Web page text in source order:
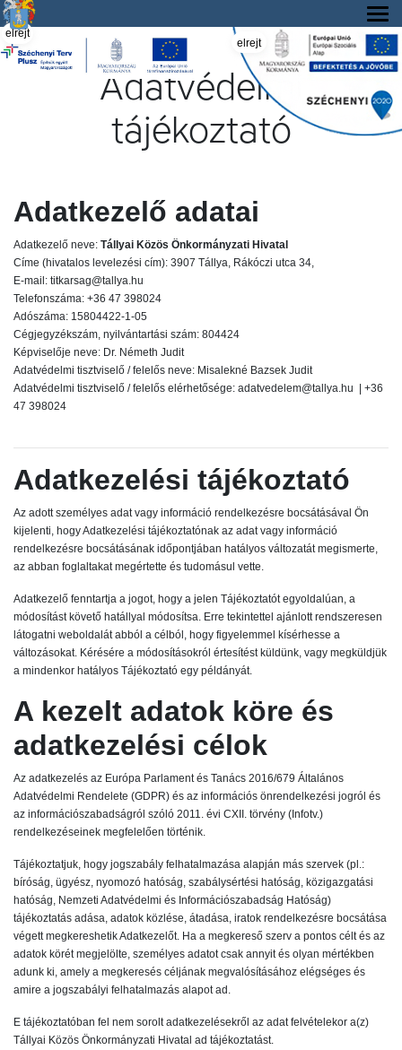
elrejt
elrejt
Adatvédelmi
tájékoztató
Adatkezelő adatai
Adatkezelő neve: Tállyai Közös Önkormányzati Hivatal
Címe (hivatalos levelezési cím): 3907 Tállya, Rákóczi utca 34,
E-mail: titkarsag@tallya.hu
Telefonszáma: +36 47 398024
Adószáma: 15804422-1-05
Cégjegyzékszám, nyilvántartási szám: 804424
Képviselője neve: Dr. Németh Judit
Adatvédelmi tisztviselő / felelős neve: Misalekné Bazsek Judit
Adatvédelmi tisztviselő / felelős elérhetősége: adatvedelem@tallya.hu | +36
47 398024
Adatkezelési tájékoztató
Az adott személyes adat vagy információ rendelkezésre bocsátásával Ön
kijelenti, hogy Adatkezelési tájékoztatónak az adat vagy információ
rendelkezésre bocsátásának időpontjában hatályos változatát megismerte,
az abban foglaltakat megértette és tudomásul vette.
Adatkezelő fenntartja a jogot, hogy a jelen Tájékoztatót egyoldalúan, a
módosítást követő hatállyal módosítsa. Erre tekintettel ajánlott rendszeresen
látogatni weboldalát abból a célból, hogy figyelemmel kísérhesse a
változásokat. Kérésére a módosításokról értesítést küldünk, vagy megküldjük
a mindenkor hatályos Tájékoztató egy példányát.
A kezelt adatok köre és
adatkezelési célok
Az adatkezelés az Európa Parlament és Tanács 2016/679 Általános
Adatvédelmi Rendelete (GDPR) és az információs önrendelkezési jogról és
az információszabadságról szóló 2011. évi CXII. törvény (Infotv.)
rendelkezéseinek megfelelően történik.
Tájékoztatjuk, hogy jogszabály felhatalmazása alapján más szervek (pl.:
bíróság, ügyész, nyomozó hatóság, szabálysértési hatóság, közigazgatási
hatóság, Nemzeti Adatvédelmi és Információszabadság Hatóság)
tájékoztatás adása, adatok közlése, átadása, iratok rendelkezésre bocsátása
végett megkereshetik Adatkezelőt. Ha a megkereső szerv a pontos célt és az
adatok körét megjelölte, személyes adatot csak annyit és olyan mértékben
adunk ki, amely a megkeresés céljának megvalósításához elégséges és
amire a jogszabályi felhatalmazás alapot ad.
E tájékoztatóban fel nem sorolt adatkezelésekről az adat felvételekor a(z)
Tállyai Közös Önkormányzati Hivatal ad tájékoztatást.